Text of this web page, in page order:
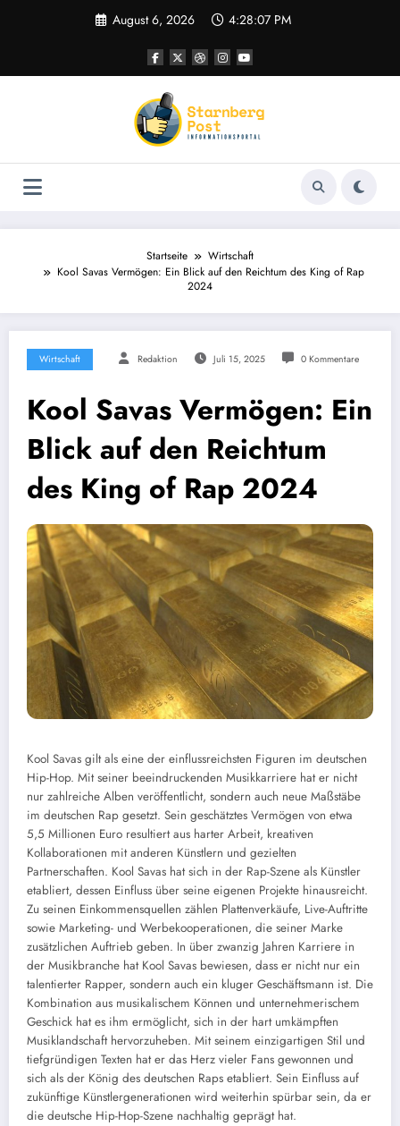
August 6, 2026 4:28:08 PM
Startseite
Wirtschaft
Kool Savas Vermögen: Ein Blick auf den Reichtum des King of Rap
2024
Wirtschaft Redaktion Juli 15, 2025 0 Kommentare
Kool Savas Vermögen: Ein
Blick auf den Reichtum
des King of Rap 2024
Kool Savas gilt als eine der einflussreichsten Figuren im deutschen
Hip-Hop. Mit seiner beeindruckenden Musikkarriere hat er nicht
nur zahlreiche Alben veröffentlicht, sondern auch neue Maßstäbe
im deutschen Rap gesetzt. Sein geschätztes Vermögen von etwa
5,5 Millionen Euro resultiert aus harter Arbeit, kreativen
Kollaborationen mit anderen Künstlern und gezielten
Partnerschaften. Kool Savas hat sich in der Rap-Szene als Künstler
etabliert, dessen Einfluss über seine eigenen Projekte hinausreicht.
Zu seinen Einkommensquellen zählen Plattenverkäufe, Live-Auftritte
sowie Marketing- und Werbekooperationen, die seiner Marke
zusätzlichen Auftrieb geben. In über zwanzig Jahren Karriere in
der Musikbranche hat Kool Savas bewiesen, dass er nicht nur ein
talentierter Rapper, sondern auch ein kluger Geschäftsmann ist. Die
Kombination aus musikalischem Können und unternehmerischem
Geschick hat es ihm ermöglicht, sich in der hart umkämpften
Musiklandschaft hervorzuheben. Mit seinem einzigartigen Stil und
tiefgründigen Texten hat er das Herz vieler Fans gewonnen und
sich als der König des deutschen Raps etabliert. Sein Einfluss auf
zukünftige Künstlergenerationen wird weiterhin spürbar sein, da er
die deutsche Hip-Hop-Szene nachhaltig geprägt hat.